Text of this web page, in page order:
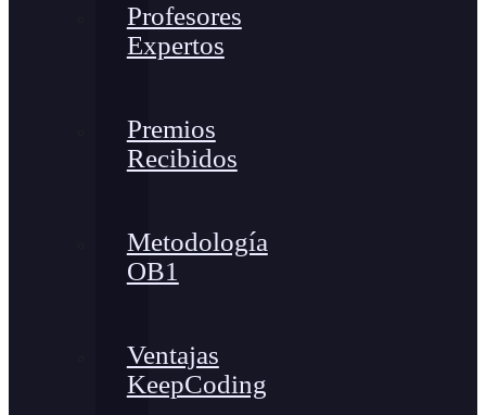
Profesores
Expertos
Premios
Recibidos
Metodología
OB1
Ventajas
KeepCoding